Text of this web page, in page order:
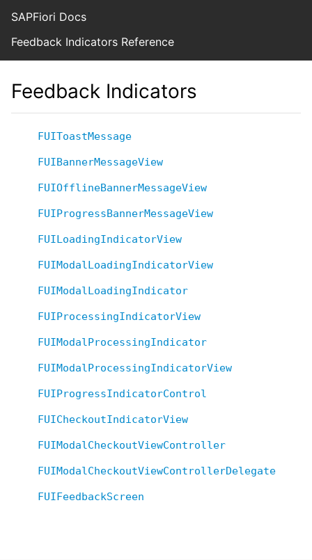
SAPFiori Docs
Feedback Indicators Reference
Feedback Indicators
FUIToastMessage
FUIBannerMessageView
FUIOfflineBannerMessageView
FUIProgressBannerMessageView
FUILoadingIndicatorView
FUIModalLoadingIndicatorView
FUIModalLoadingIndicator
FUIProcessingIndicatorView
FUIModalProcessingIndicator
FUIModalProcessingIndicatorView
FUIProgressIndicatorControl
FUICheckoutIndicatorView
FUIModalCheckoutViewController
FUIModalCheckoutViewControllerDelegate
FUIFeedbackScreen